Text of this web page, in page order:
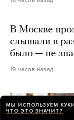
В Москве
слышали в
было — не
19 часов назад
МЫ ИСПОЛЬЗУЕМ
ЧТО ЭТО ЗНАЧИТ?